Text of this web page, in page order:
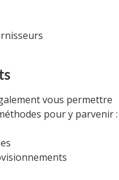
vous permettre
pour y parvenir :